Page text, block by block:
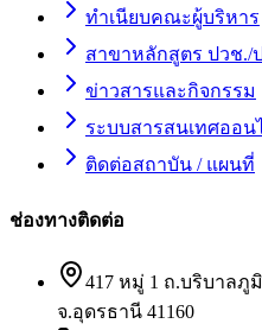
ทำเนียบคณะผู้บริหาร
สาขาหลักสูตร ปวช./
ข่าวสารและกิจกรรม
ระบบสารสนเทศออน
ติดต่อสถาบัน / แผนที่
ช่องทางติดต่อ
417 หมู่ 1 ถ.บริบาลภู
จ.อุดรธานี 41160